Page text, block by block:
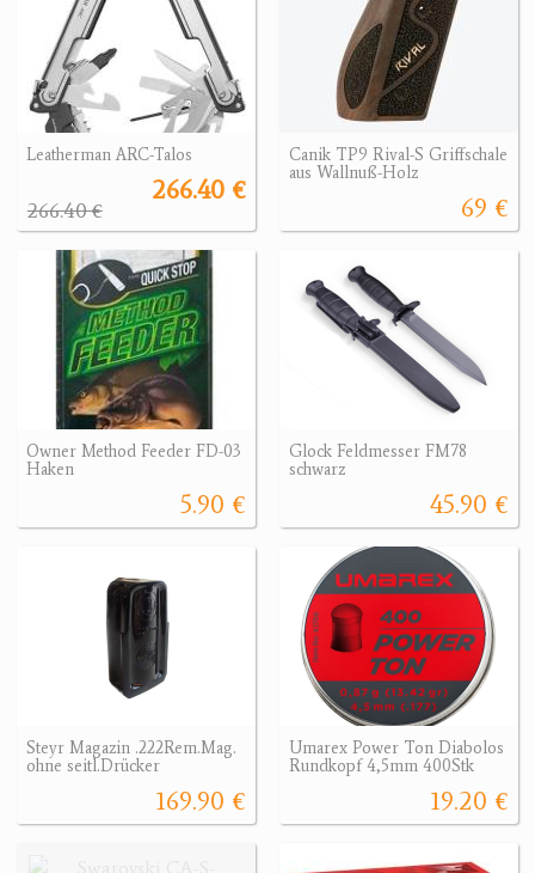
Leatherman ARC-Talos
266.40 €
266.40 €
Canik TP9 Rival-S Griffschale
aus Wallnuß-Holz
69 €
Owner Method Feeder FD-03
Haken
5.90 €
Glock Feldmesser FM78
schwarz
45.90 €
Steyr Magazin .222Rem.Mag.
ohne seitl.Drücker
169.90 €
Umarex Power Ton Diabolos
Rundkopf 4,5mm 400Stk
19.20 €